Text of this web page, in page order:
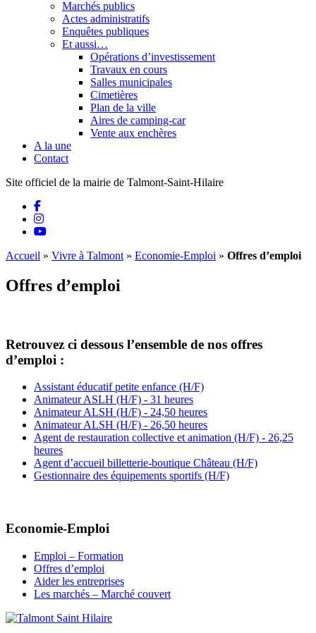
Marchés publics
Actes administratifs
Enquêtes publiques
Et aussi…
Opérations d’investissement
Travaux en cours
Salles municipales
Cimetières
Plan de la ville
Aires de camping-car
Vente aux enchères
A la une
Contact
Site officiel de la mairie de Talmont-Saint-Hilaire
Accueil » Vivre à Talmont » Economie-Emploi » Offres d’emploi
Offres d’emploi
Retrouvez ci dessous l’ensemble de nos offres
d’emploi :
Assistant éducatif petite enfance (H/F)
Animateur ASLH (H/F) - 31 heures
Animateur ALSH (H/F) - 24,50 heures
Animateur ALSH (H/F) - 26,50 heures
Agent de restauration collective et animation (H/F) - 26,25
heures
Agent d’accueil billetterie-boutique Château (H/F)
Gestionnaire des équipements sportifs (H/F)
Economie-Emploi
Emploi – Formation
Offres d’emploi
Aider les entreprises
Les marchés – Marché couvert